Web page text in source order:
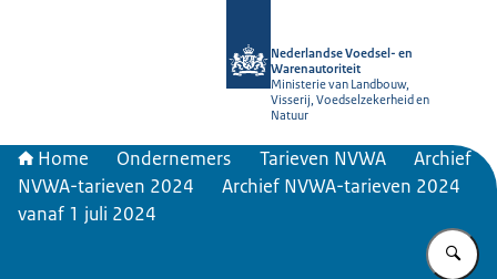
Nederlandse Voedsel- en
Warenautoriteit
Ministerie van Landbouw,
Visserij, Voedselzekerheid en
Natuur
Home Ondernemers Tarieven NVWA
Archief
NVWA-tarieven 2024
Archief NVWA-tarieven 2024
vanaf 1 juli 2024